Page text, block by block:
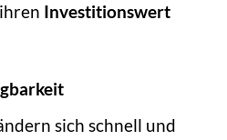
Investitionswert
sich schnell und